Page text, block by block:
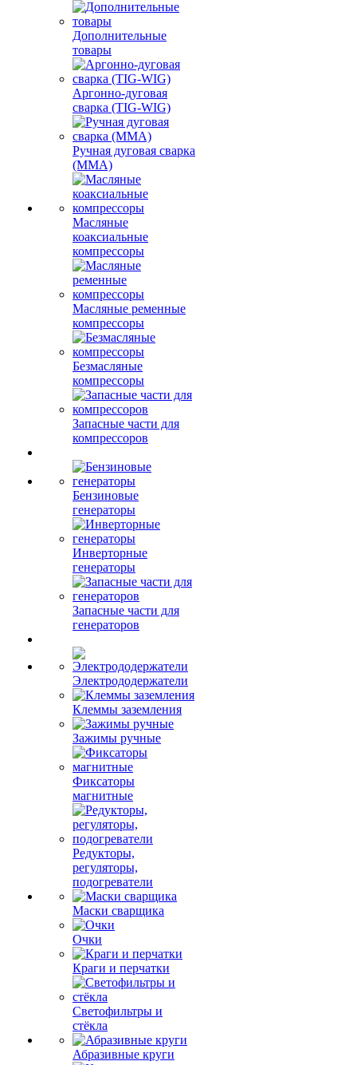
Дополнительные
товары
Аргонно-дуговая
сварка (TIG-WIG)
Ручная дуговая сварка
(MMA)
Масляные
коаксиальные
компрессоры
Масляные ременные
компрессоры
Безмасляные
компрессоры
Запасные части для
компрессоров
Бензиновые
генераторы
Инверторные
генераторы
Запасные части для
генераторов
Электрододержатели
Клеммы заземления
Зажимы ручные
Фиксаторы
магнитные
Редукторы,
регуляторы,
подогреватели
Маски сварщика
Очки
Краги и перчатки
Светофильтры и
стёкла
Абразивные круги